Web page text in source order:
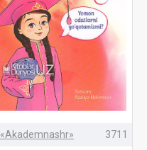
«Akademnashr» 3711